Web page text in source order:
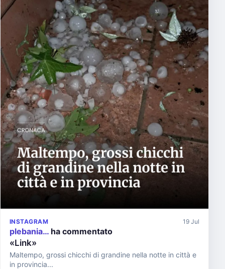
INSTAGRAM 19 Jul
plebania… ha commentato
«Link»
Maltempo, grossi chicchi di grandine nella notte in città e
in provincia...